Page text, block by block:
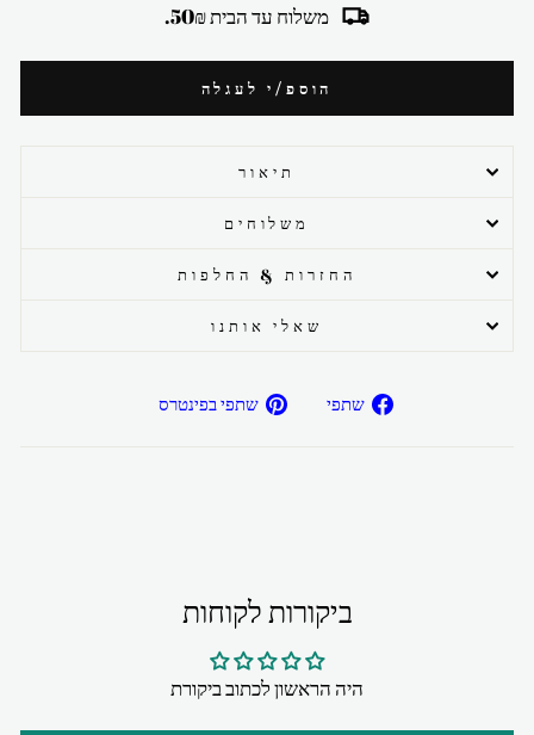
משלוח עד הבית 50₪.
הוספ/י לעגלה
תיאור
משלוחים
החזרות & החלפות
שאלי אותנו
שתפי
שתפ/י שתפי בפינטרס
ביקורות לקוחות
היה הראשון לכתוב ביקורת